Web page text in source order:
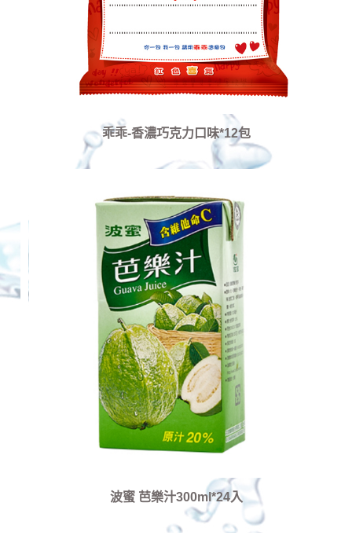
乖乖-香濃巧克力口味*12包
波蜜 芭樂汁300ml*24入